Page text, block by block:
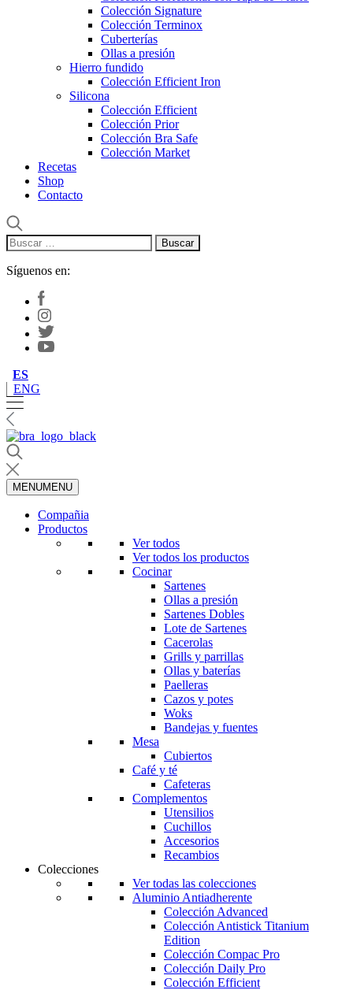
Colección Signature
Colección Terminox
Cuberterías
Ollas a presión
Hierro fundido
Colección Efficient Iron
Silicona
Colección Efficient
Colección Prior
Colección Bra Safe
Colección Market
Recetas
Shop
Contacto
Buscar:
Síguenos en:
ES
ENG
MENUMENU
Compañia
Productos
Ver todos
Ver todos los productos
Cocinar
Sartenes
Ollas a presión
Sartenes Dobles
Lote de Sartenes
Cacerolas
Grills y parrillas
Ollas y baterías
Paelleras
Cazos y potes
Woks
Bandejas y fuentes
Mesa
Cubiertos
Café y té
Cafeteras
Complementos
Utensilios
Cuchillos
Accesorios
Recambios
Colecciones
Ver todas las colecciones
Aluminio Antiadherente
Colección Advanced
Colección Antistick Titanium
Edition
Colección Compac Pro
Colección Daily Pro
Colección Efficient